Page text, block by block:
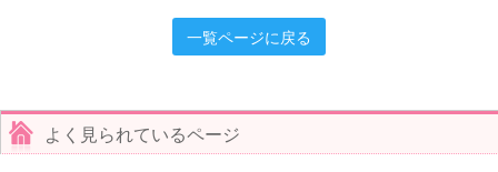
一覧ページに戻る
よく見られているページ